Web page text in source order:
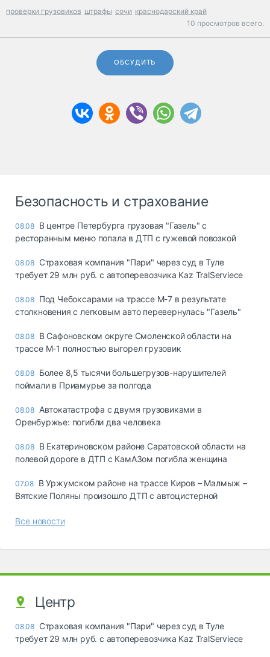
проверки грузовиков штрафы сочи краснодарский край
10 просмотров всего.
ОБСУДИТЬ
Безопасность и страхование
08.08 В центре Петербурга грузовая "Газель" с
ресторанным меню попала в ДТП с гужевой повозкой
08.08 Страховая компания "Пари" через суд в Туле
требует 29 млн руб. с автоперевозчика Kaz TralServiece
08.08 Под Чебоксарами на трассе М-7 в результате
столкновения с легковым авто перевернулась "Газель"
08.08 В Сафоновском округе Смоленской области на
трассе М-1 полностью выгорел грузовик
08.08 Более 8,5 тысячи большегрузов-нарушителей
поймали в Приамурье за полгода
08.08 Автокатастрофа с двумя грузовиками в
Оренбуржье: погибли два человека
08.08 В Екатериновском районе Саратовской области на
полевой дороге в ДТП с КамАЗом погибла женщина
07.08 В Уржумском районе на трассе Киров – Малмыж –
Вятские Поляны произошло ДТП с автоцистерной
Все новости
Центр
08.08 Страховая компания "Пари" через суд в Туле
требует 29 млн руб. с автоперевозчика Kaz TralServiece